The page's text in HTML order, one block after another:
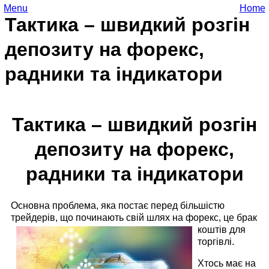
Тактика – швидкий розгін
депозиту на форекс,
радники та індикатори
Menu Home
Тактика – швидкий розгін
депозиту на форекс,
радники та індикатори
Основна проблема, яка постає перед більшістю
трейдерів, що починають свій шлях на форекс, це брак
коштів для
торгівлі.
Хтось має на